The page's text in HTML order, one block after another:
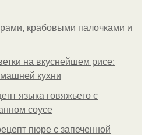
крабовыми палочками и
на вкуснейшем рисе:
кухни
языка говяжьего с
соусе
пюре с запеченной